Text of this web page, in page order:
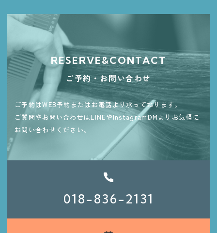
RESERVE&CONTACT
ご予約・お問い合わせ
ご予約はWEB予約またはお電話より承っております。
ご質問やお問い合わせはLINEやInstagramDMよりお気軽に
お問い合わせください。
018-836-2131